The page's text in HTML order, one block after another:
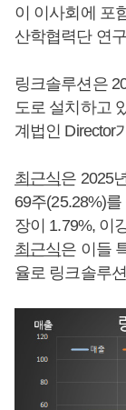
이 이사회에 포
산학협력단 연
링크솔루션은
도로 설치하고
계법인 Director
최근식은 2025
69주(25.28%)
장이 1.79%, 이
최근식은 이들
율로 링크솔루